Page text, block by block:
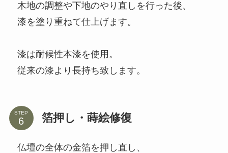
木地の調整や下地のやり直しを行った後、
漆を塗り重ねて仕上げます。
漆は耐候性本漆を使用。
従来の漆より長持ち致します。
STEP 箔押し・蒔絵修復
仏壇の全体の金箔を押し直し、